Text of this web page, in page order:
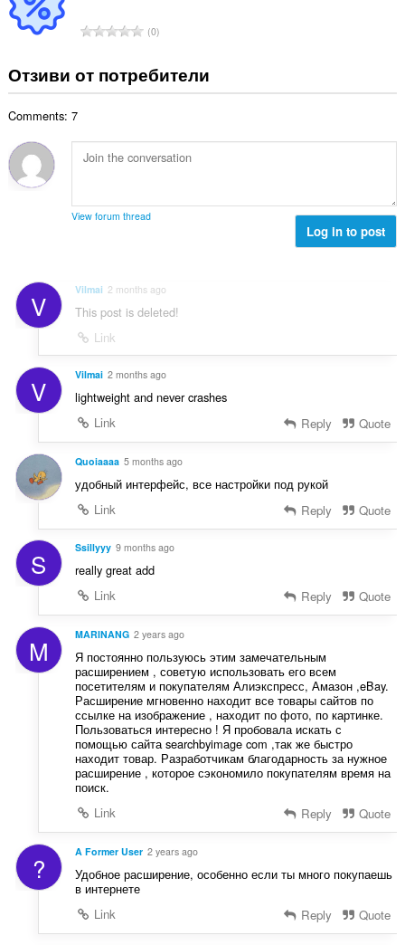
е
н
и
:
о
о
ц
к
и
О
щ
б
й
о
н
0
Отзиви от потребители
Comments: 7
View forum thread
Log in to post
V Vilmai 2 months ago
This post is deleted!
Link
V Vilmai 2 months ago
lightweight and never crashes
Link
Reply Quote
Quoiaaaa 5 months ago
удобный интерфейс, все настройки под рукой
Link
Reply Quote
S Ssillyyy 9 months ago
really great add
Link
Reply Quote
M MARINANG 2 years ago
Я постоянно пользуюсь этим замечательным
расширением , советую использовать его всем
посетителям и покупателям Алиэкспресс, Амазон ,eBay.
Расширение мгновенно находит все товары сайтов по
ссылке на изображение , находит по фото, по картинке.
Пользоваться интересно ! Я пробовала искать с
помощью сайта searchbyimage com ,так же быстро
находит товар. Разработчикам благодарность за нужное
расширение , которое сэкономило покупателям время на
поиск.
Link
Reply Quote
? A Former User 2 years ago
Удобное расширение, особенно если ты много покупаешь
в интернете
Link
Reply Quote